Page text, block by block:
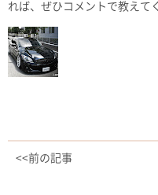
れば、ぜひコメントで教えて
<<前の記事